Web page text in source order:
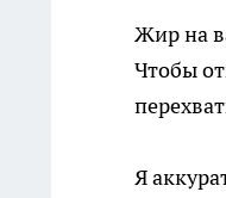
Жир на
Чтобы
Я